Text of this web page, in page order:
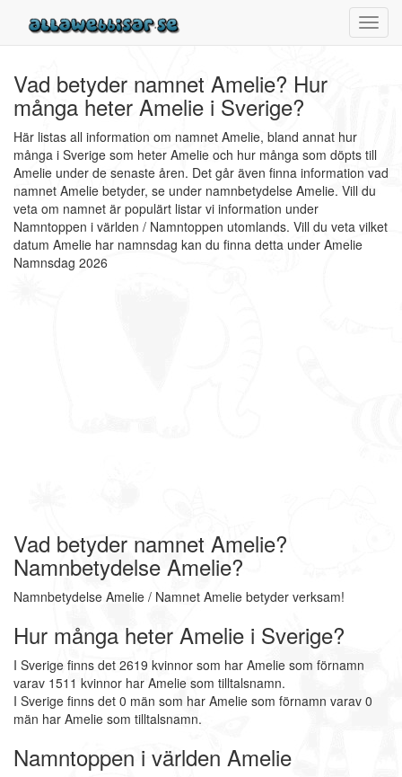
Vad betyder namnet Amelie? Hur
många heter Amelie i Sverige?
Här listas all information om namnet Amelie, bland annat hur
många i Sverige som heter Amelie och hur många som döpts till
Amelie under de senaste åren. Det går även finna information vad
namnet Amelie betyder, se under namnbetydelse Amelie. Vill du
veta om namnet är populärt listar vi information under
Namntoppen i världen / Namntoppen utomlands. Vill du veta vilket
datum Amelie har namnsdag kan du finna detta under Amelie
Namnsdag 2026
Vad betyder namnet Amelie?
Namnbetydelse Amelie?
Namnbetydelse Amelie / Namnet Amelie betyder verksam!
Hur många heter Amelie i Sverige?
I Sverige finns det 2619 kvinnor som har Amelie som förnamn
varav 1511 kvinnor har Amelie som tilltalsnamn.
I Sverige finns det 0 män som har Amelie som förnamn varav 0
män har Amelie som tilltalsnamn.
Namntoppen i världen Amelie